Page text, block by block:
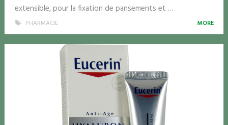
extensible, pour la fixation de pansements et …
PHARMACIE MORE